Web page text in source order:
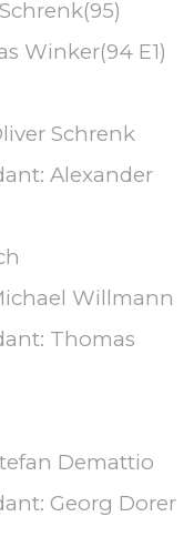
Winker(94 E1)
Schrenk
Alexander
Willmann
Thomas
Demattio
Georg Dorer